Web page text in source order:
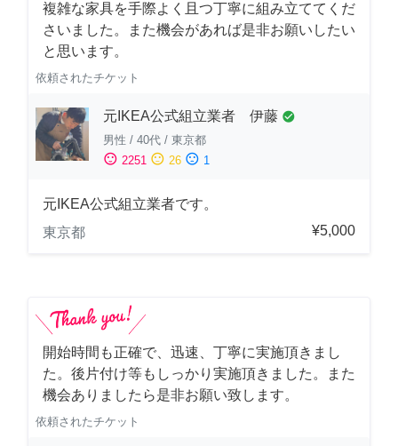
複雑な家具を手際よく且つ丁寧に組み立ててくだ
さいました。また機会があれば是非お願いしたい
と思います。
依頼されたチケット
元IKEA公式組立業者 伊藤 check_circle
男性 / 40代 / 東京都
sentiment_satisfied 2251 sentiment_neutral 26 sentiment_dissatisfied 1
元IKEA公式組立業者です。
東京都
¥5,000
開始時間も正確で、迅速、丁寧に実施頂きまし
た。後片付け等もしっかり実施頂きました。また
機会ありましたら是非お願い致します。
依頼されたチケット